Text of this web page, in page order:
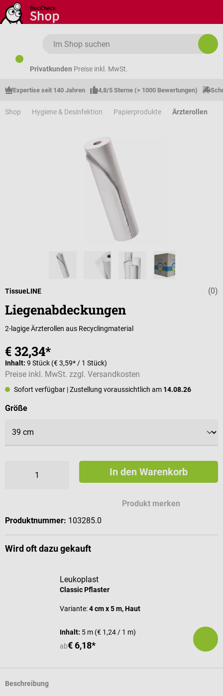
Zum Hauptinhalt springen
Privatkunden Preise inkl. MwSt.
Expertise seit 140 Jahren 4,8/5 Sterne (> 1000 Bewertungen)
Shop Hygiene & Desinfektion Papierprodukte Ärzterollen
(0)
TissueLINE
Liegenabdeckungen
2-lagige Ärzterollen aus Recyclingmaterial
€ 32,34*
Inhalt: 9 Stück (€ 3,59* / 1 Stück)
Preise inkl. MwSt. zzgl. Versandkosten
Sofort verfügbar | Zustellung voraussichtlich am 14.08.26
Größeauswählen
In den Warenkorb
Produkt merken
Produktnummer: 103285.0
Wird oft dazu gekauft
Leukoplast
Classic Pflaster
Variante:4 cm x 5 m, Haut
Inhalt: 5 m (€ 1,24 / 1 m)
ab€ 6,18*
Beschreibung